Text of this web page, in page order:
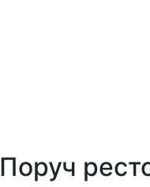
Поруч